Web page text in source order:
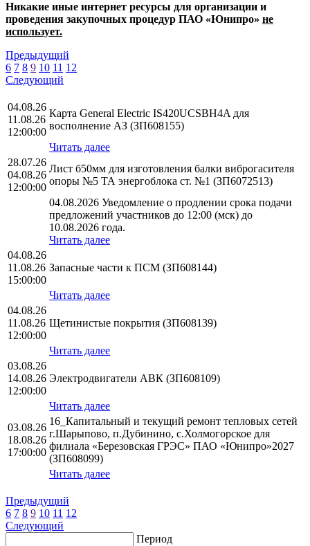
Никакие иные интернет ресурсы для организации и
проведения закупочных процедур ПАО «Юнипро» не
использует.
Предыдущий
6 7 8 9 10 11 12
Следующий
04.08.26
11.08.26
12:00:00
Карта General Electric IS420UCSBH4A для
восполнение АЗ (ЗП608155)
Читать далее
28.07.26
04.08.26
12:00:00
Лист б50мм для изготовления балки виброгасителя
опоры №5 ТА энергоблока ст. №1 (ЗП6072513)
04.08.2026 Уведомление о продлении срока подачи
предложений участников до 12:00 (мск) до
10.08.2026 года.
Читать далее
04.08.26
11.08.26
15:00:00
Запасные части к ПСМ (ЗП608144)
Читать далее
04.08.26
11.08.26
12:00:00
Щетинистые покрытия (ЗП608139)
Читать далее
03.08.26
14.08.26
12:00:00
Электродвигатели АВК (ЗП608109)
Читать далее
03.08.26
18.08.26
17:00:00
16_Капитальный и текущий ремонт тепловых сетей
г.Шарыпово, п.Дубинино, с.Холмогорское для
филиала «Березовская ГРЭС» ПАО «Юнипро»2027
(ЗП608099)
Читать далее
Предыдущий
6 7 8 9 10 11 12
Следующий
Период